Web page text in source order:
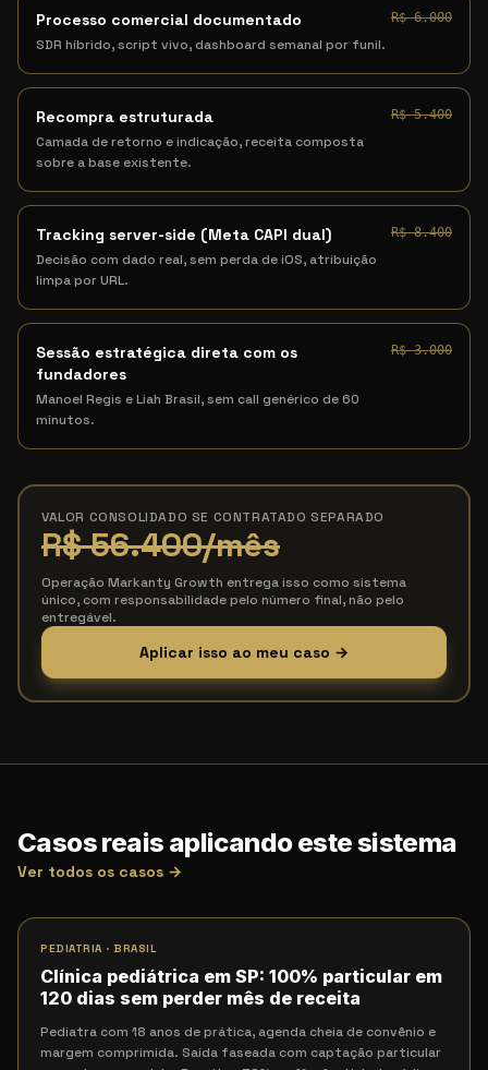
Processo comercial documentado
SDR híbrido, script vivo, dashboard semanal por funil.
R$ 6.000
Recompra estruturada
Camada de retorno e indicação, receita composta
sobre a base existente.
R$ 5.400
Tracking server-side (Meta CAPI dual)
Decisão com dado real, sem perda de iOS, atribuição
limpa por URL.
R$ 8.400
Sessão estratégica direta com os
fundadores
Manoel Regis e Liah Brasil, sem call genérico de 60
minutos.
R$ 3.000
VALOR CONSOLIDADO SE CONTRATADO SEPARADO
R$ 56.400/mês
Operação Markanty Growth entrega isso como sistema
único, com responsabilidade pelo número final, não pelo
entregável.
Aplicar isso ao meu caso →
Casos reais aplicando este sistema
Ver todos os casos →
PEDIATRIA · BRASIL
Clínica pediátrica em SP: 100% particular em
120 dias sem perder mês de receita
Pediatra com 18 anos de prática, agenda cheia de convênio e
margem comprimida. Saída faseada com captação particular